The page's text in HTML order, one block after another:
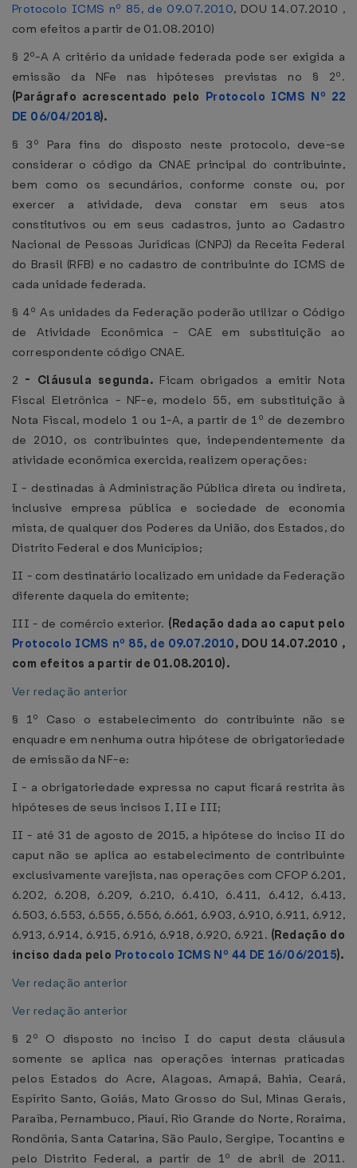
Protocolo ICMS nº 85, de 09.07.2010, DOU 14.07.2010 ,
com efeitos a partir de 01.08.2010)
§ 2º-A A critério da unidade federada pode ser exigida a
emissão da NFe nas hipóteses previstas no § 2º.
(Parágrafo acrescentado pelo Protocolo ICMS Nº 22
DE 06/04/2018).
§ 3º Para fins do disposto neste protocolo, deve-se
considerar o código da CNAE principal do contribuinte,
bem como os secundários, conforme conste ou, por
exercer a atividade, deva constar em seus atos
constitutivos ou em seus cadastros, junto ao Cadastro
Nacional de Pessoas Jurídicas (CNPJ) da Receita Federal
do Brasil (RFB) e no cadastro de contribuinte do ICMS de
cada unidade federada.
§ 4º As unidades da Federação poderão utilizar o Código
de Atividade Econômica - CAE em substituição ao
correspondente código CNAE.
2 - Cláusula segunda. Ficam obrigados a emitir Nota
Fiscal Eletrônica - NF-e, modelo 55, em substituição à
Nota Fiscal, modelo 1 ou 1-A, a partir de 1º de dezembro
de 2010, os contribuintes que, independentemente da
atividade econômica exercida, realizem operações:
I - destinadas à Administração Pública direta ou indireta,
inclusive empresa pública e sociedade de economia
mista, de qualquer dos Poderes da União, dos Estados, do
Distrito Federal e dos Municípios;
II - com destinatário localizado em unidade da Federação
diferente daquela do emitente;
III - de comércio exterior. (Redação dada ao caput pelo
Protocolo ICMS nº 85, de 09.07.2010, DOU 14.07.2010 ,
com efeitos a partir de 01.08.2010).
Ver redação anterior
§ 1º Caso o estabelecimento do contribuinte não se
enquadre em nenhuma outra hipótese de obrigatoriedade
de emissão da NF-e:
I - a obrigatoriedade expressa no caput ficará restrita às
hipóteses de seus incisos I, II e III;
II - até 31 de agosto de 2015, a hipótese do inciso II do
caput não se aplica ao estabelecimento de contribuinte
exclusivamente varejista, nas operações com CFOP 6.201,
6.202, 6.208, 6.209, 6.210, 6.410, 6.411, 6.412, 6.413,
6.503, 6.553, 6.555, 6.556, 6.661, 6.903, 6.910, 6.911, 6.912,
6.913, 6.914, 6.915, 6.916, 6.918, 6.920, 6.921. (Redação do
inciso dada pelo Protocolo ICMS Nº 44 DE 16/06/2015).
Ver redação anterior
Ver redação anterior
§ 2º O disposto no inciso I do caput desta cláusula
somente se aplica nas operações internas praticadas
pelos Estados do Acre, Alagoas, Amapá, Bahia, Ceará,
Espírito Santo, Goiás, Mato Grosso do Sul, Minas Gerais,
Paraíba, Pernambuco, Piauí, Rio Grande do Norte, Roraima,
Rondônia, Santa Catarina, São Paulo, Sergipe, Tocantins e
pelo Distrito Federal, a partir de 1º de abril de 2011.